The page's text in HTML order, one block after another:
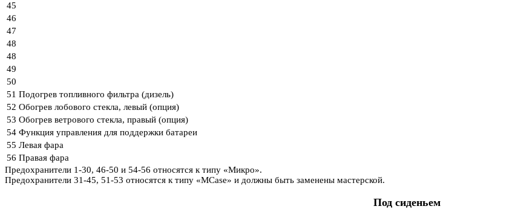
45
46
47
48
48
49
50
51 Подогрев топливного фильтра (дизель)
52 Обогрев лобового стекла, левый (опция)
53 Обогрев ветрового стекла, правый (опция)
54 Функция управления для поддержки батареи
55 Левая фара
56 Правая фара
Предохранители 1-30, 46-50 и 54-56 относятся к типу «Микро».
Предохранители 31-45, 51-53 относятся к типу «MCase» и должны быть заменены мастерской.
Под сиденьем